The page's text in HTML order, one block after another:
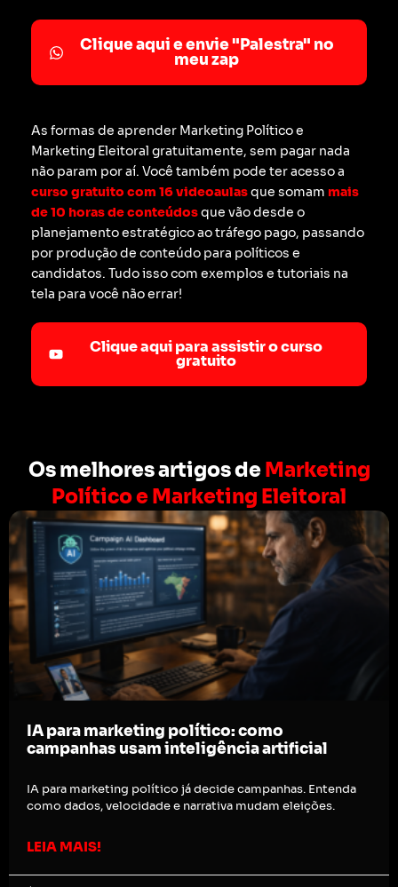
Clique aqui e envie "Palestra" no
meu zap
As formas de aprender Marketing Político e
Marketing Eleitoral gratuitamente, sem pagar nada
não param por aí. Você também pode ter acesso a
curso gratuito com 16 videoaulasque somam mais
de 10 horas de conteúdosque vão desde o
planejamento estratégico ao tráfego pago, passando
por produção de conteúdo para políticos e
candidatos. Tudo isso com exemplos e tutoriais na
tela para você não errar!
Clique aqui para assistir o curso
gratuito
Os melhores artigos de Marketing
Político e Marketing Eleitoral
IA para marketing político: como
campanhas usam inteligência artificial
IA para marketing político já decide campanhas. Entenda
como dados, velocidade e narrativa mudam eleições.
LEIA MAIS!